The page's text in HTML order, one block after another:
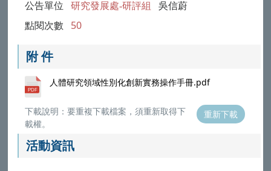
公告單位 研究發展處-研評組 吳信蔚
點閱次數 50
附 件
人體研究領域性別化創新實務操作手冊.pdf
下載說明：要重複下載檔案，須重新取得下
載權。
重新下載
活動資訊